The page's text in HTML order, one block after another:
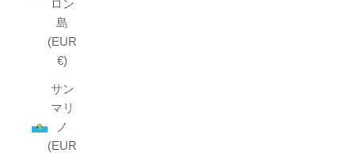
ロン
島
(EUR
€)
サン
マリ
ノ
(EUR